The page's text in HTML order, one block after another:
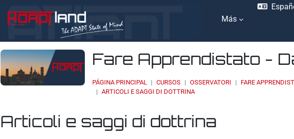
Más
Fare Apprendistato -
PÁGINA PRINCIPAL CURSOS OSSERVATORI
FARE
ARTICOLI E SAGGI DI DOTTRINA
Articoli e saggi di dottrina